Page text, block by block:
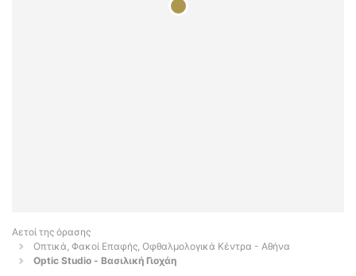
Αετοί της όρασης
Οπτικά, Φακοί Επαφής, Οφθαλμολογικά Κέντρα - Αθήνα
Optic Studio - Βασιλική Γιοχάη